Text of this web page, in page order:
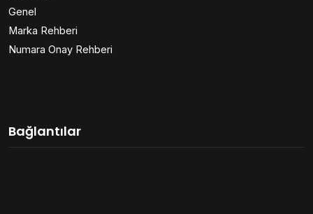
Genel
Marka Rehberi
Numara Onay Rehberi
Bağlantılar